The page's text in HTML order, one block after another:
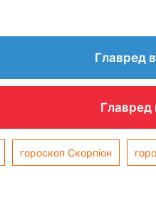
Главред
Главред
гороскоп Скорпіон